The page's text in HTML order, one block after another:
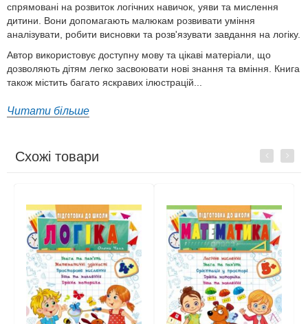
спрямовані на розвиток логічних навичок, уяви та мислення
дитини. Вони допомагають малюкам розвивати уміння
аналізувати, робити висновки та розв'язувати завдання на логіку.
Автор використовує доступну мову та цікаві матеріали, що
дозволяють дітям легко засвоювати нові знання та вміння. Книга
також містить багато яскравих ілюстрацій...
Читати більше
Схожі товари Previous
Next